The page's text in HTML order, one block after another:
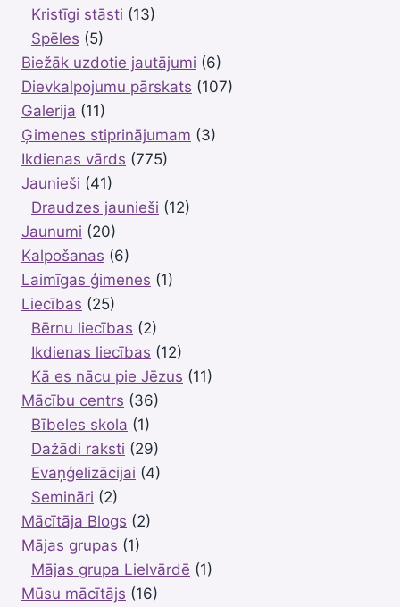
Kristīgi stāsti (13)
Spēles (5)
Biežāk uzdotie jautājumi (6)
Dievkalpojumu pārskats (107)
Galerija (11)
Ģimenes stiprinājumam (3)
Ikdienas vārds (775)
Jaunieši (41)
Draudzes jaunieši (12)
Jaunumi (20)
Kalpošanas (6)
Laimīgas ģimenes (1)
Liecības (25)
Bērnu liecības (2)
Ikdienas liecības (12)
Kā es nācu pie Jēzus (11)
Mācību centrs (36)
Bībeles skola (1)
Dažādi raksti (29)
Evaņģelizācijai (4)
Semināri (2)
Mācītāja Blogs (2)
Mājas grupas (1)
Mājas grupa Lielvārdē (1)
Mūsu mācītājs (16)